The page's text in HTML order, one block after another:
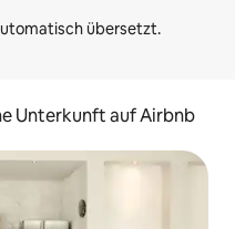
Unterkunft auf Airbnb